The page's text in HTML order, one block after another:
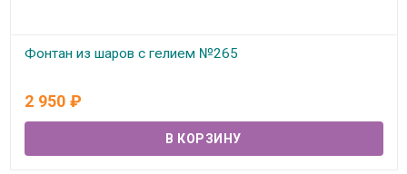
Фонтан из шаров с гелием №265
2 950 ₽